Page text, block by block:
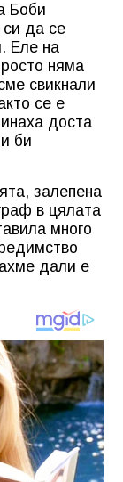
Боби
си да се
Еле на
няма
свикнали
се е
доста
би
залепена
в цялата
много
дали е